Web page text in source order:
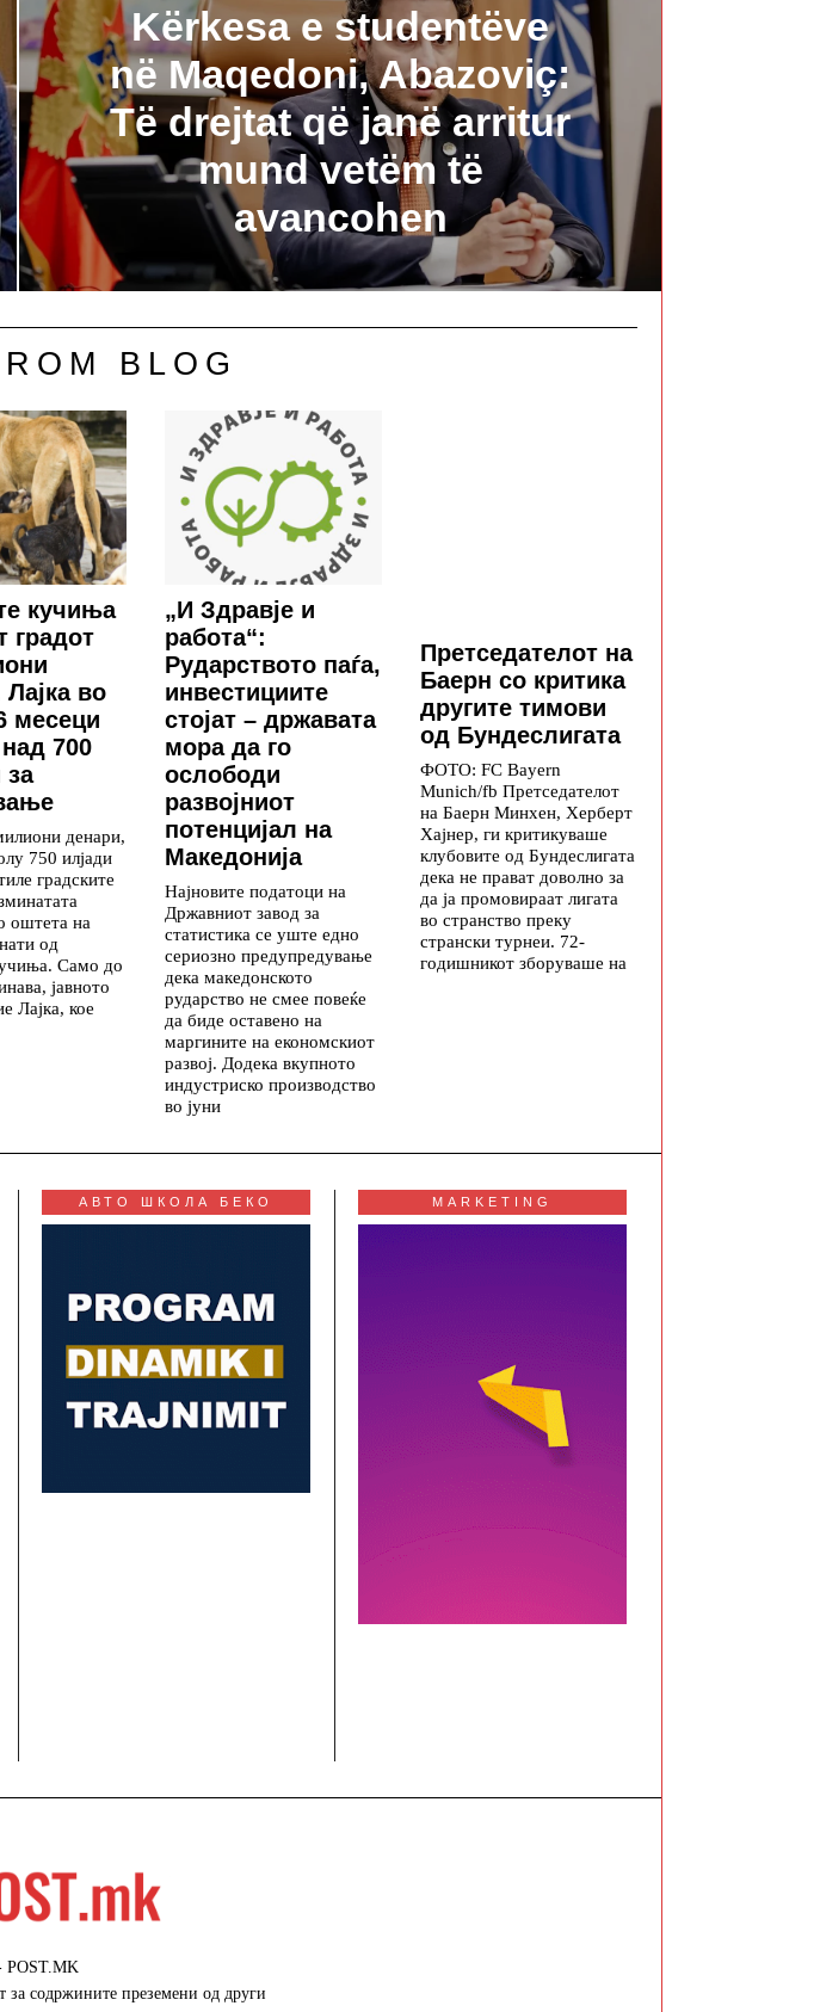
Kërkesa e studentëve
në Maqedoni, Abazoviç:
Të drejtat që janë arritur
mund vetëm të
avancohen
BLOG
кучиња
градот
во
месеци
700
за
денари,
750 илјади
градските
оштета на
од
Само до
јавното
Лајка, кое
„И Здравје и
работа“:
Рударството паѓа,
инвестициите
стојат – државата
мора да го
ослободи
развојниот
потенцијал на
Македонија
Најновите податоци на
Државниот завод за
статистика се уште едно
сериозно предупредување
дека македонското
рударство не смее повеќе
да биде оставено на
маргините на економскиот
развој. Додека вкупното
индустриско производство
во јуни
Претседателот на
Баерн со критика
другите тимови
од Бундеслигата
ФОТО: FC Bayern
Munich/fb Претседателот
на Баерн Минхен, Херберт
Хајнер, ги критикуваше
клубовите од Бундеслигата
дека не прават доволно за
да ја промовираат лигата
во странство преку
странски турнеи. 72-
годишникот зборуваше на
АВТО ШКОЛА БЕКО MARKETING
POST.MK
содржините преземени од други